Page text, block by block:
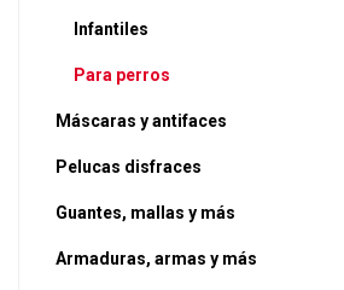
Infantiles
Para perros
Máscaras y antifaces
Pelucas disfraces
Guantes, mallas y más
Armaduras, armas y más